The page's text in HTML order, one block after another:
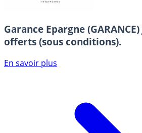
Garance Epargne (GARANCE)
offerts (sous conditions).
En savoir plus